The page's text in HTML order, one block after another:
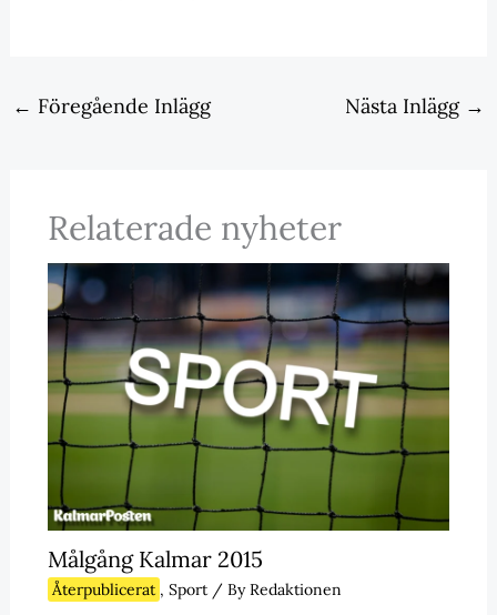
← Föregående Inlägg Nästa Inlägg →
Relaterade nyheter
Målgång Kalmar 2015
Återpublicerat , Sport/ ByRedaktionen